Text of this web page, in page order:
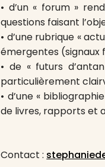
• d’un « forum »
questions faisant
• d’une rubrique «
émergentes (signaux
• de « futurs
particulièrement
• d’une «
de livres, rapports et
Contact :